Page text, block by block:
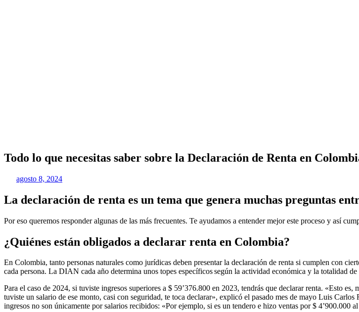
Todo lo que necesitas saber sobre la Declaración de Renta en
agosto 8, 2024
La declaración de renta es un tema que genera muchas preguntas
Por eso queremos responder algunas de las más frecuentes. Te ayudamos a entender mejor este proceso y así
¿Quiénes están obligados a declarar renta en Colombia?
En Colombia, tanto personas naturales como jurídicas deben presentar la declaración de renta si cumplen con
cada persona. La DIAN cada año determina unos topes específicos según la actividad económica y la totalidad
Para el caso de 2024, si tuviste ingresos superiores a $ 59’376.800 en 2023, tendrás que declarar renta. «Esto
tuviste un salario de ese monto, casi con seguridad, te toca declarar», explicó el pasado mes de mayo Luis
ingresos no son únicamente por salarios recibidos: «Por ejemplo, si es un tendero e hizo ventas por $ 4’900.000